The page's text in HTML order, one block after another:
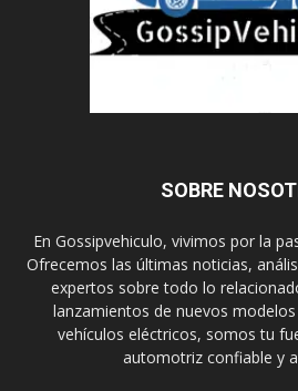
SOBRE
En Gossipvehiculo, vivimos por la
Ofrecemos las últimas noticias,
expertos sobre todo lo
lanzamientos de nuevos
vehículos eléctricos, somos tu
automotriz confiable y